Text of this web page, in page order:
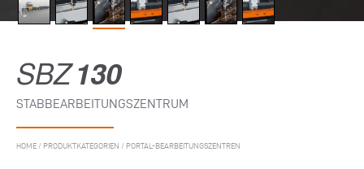
SBZ130
STABBEARBEITUNGSZENTRUM
HOME / PRODUKTKATEGORIEN / PORTAL-BEARBEITUNGSZENTREN